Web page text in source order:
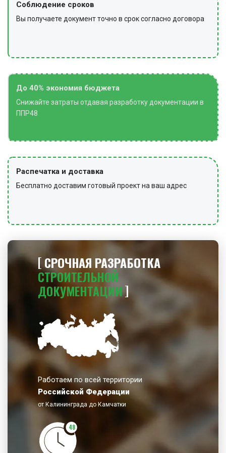
средства в места хранения, снимают сигнальные
ограждения и предупредительные знаки.
Соблюдение сроков
Вы получаете документ точно в срок согласно договора
До 40% экономия бюджета
Снижайте затраты отдавая разработку документации в
ППР48
Распечатка и доставка
Бесплатно доставим готовый проект на ваш адрес
СРОЧНАЯ РАЗРАБОТКА
СТРОИТЕЛЬНОЙ
ДОКУМЕНТАЦИИ
Работаем по всей территории
Российской Федерации
от Калининграда до Камчатки
48